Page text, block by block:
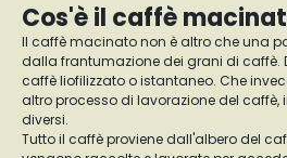
Cos'è il caffè
Il caffè macinato non è altro che una
dalla frantumazione dei grani di caffè.
caffè liofilizzato o istantaneo. Che
altro processo di lavorazione del caffè,
diversi.
Tutto il caffè proviene dall'albero del